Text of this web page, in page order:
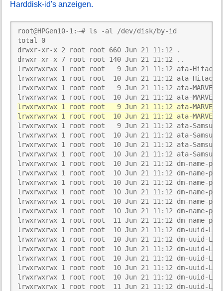
Harddisk-id's anzeigen.
root@HPGen10-1:~# ls -al /dev/disk/by-id
total 0
drwxr-xr-x 2 root root 660 Jun 21 11:12 .
drwxr-xr-x 7 root root 140 Jun 21 11:12 ..
lrwxrwxrwx 1 root root   9 Jun 21 11:12 ata-
lrwxrwxrwx 1 root root  10 Jun 21 11:12 ata-
lrwxrwxrwx 1 root root   9 Jun 21 11:12 ata-
lrwxrwxrwx 1 root root   9 Jun 21 11:12 ata-
lrwxrwxrwx 1 root root  10 Jun 21 11:12 ata-
lrwxrwxrwx 1 root root   9 Jun 21 11:12 ata-
lrwxrwxrwx 1 root root  10 Jun 21 11:12 ata-
lrwxrwxrwx 1 root root  10 Jun 21 11:12 ata-
lrwxrwxrwx 1 root root  10 Jun 21 11:12 ata-
lrwxrwxrwx 1 root root  10 Jun 21 11:12 dm-name-
lrwxrwxrwx 1 root root  10 Jun 21 11:12 dm-name-
lrwxrwxrwx 1 root root  10 Jun 21 11:12 dm-name-
lrwxrwxrwx 1 root root  10 Jun 21 11:12 dm-name-
lrwxrwxrwx 1 root root  10 Jun 21 11:12 dm-name-
lrwxrwxrwx 1 root root  10 Jun 21 11:12 dm-name-
lrwxrwxrwx 1 root root  11 Jun 21 11:12 dm-name-
lrwxrwxrwx 1 root root  10 Jun 21 11:12 dm-uuid-LVM-
lrwxrwxrwx 1 root root  10 Jun 21 11:12 dm-uuid-LVM-
lrwxrwxrwx 1 root root  10 Jun 21 11:12 dm-uuid-LVM-
lrwxrwxrwx 1 root root  10 Jun 21 11:12 dm-uuid-LVM-
lrwxrwxrwx 1 root root  10 Jun 21 11:12 dm-uuid-LVM-
lrwxrwxrwx 1 root root  10 Jun 21 11:12 dm-uuid-LVM-
lrwxrwxrwx 1 root root  11 Jun 21 11:12 dm-uuid-LVM-